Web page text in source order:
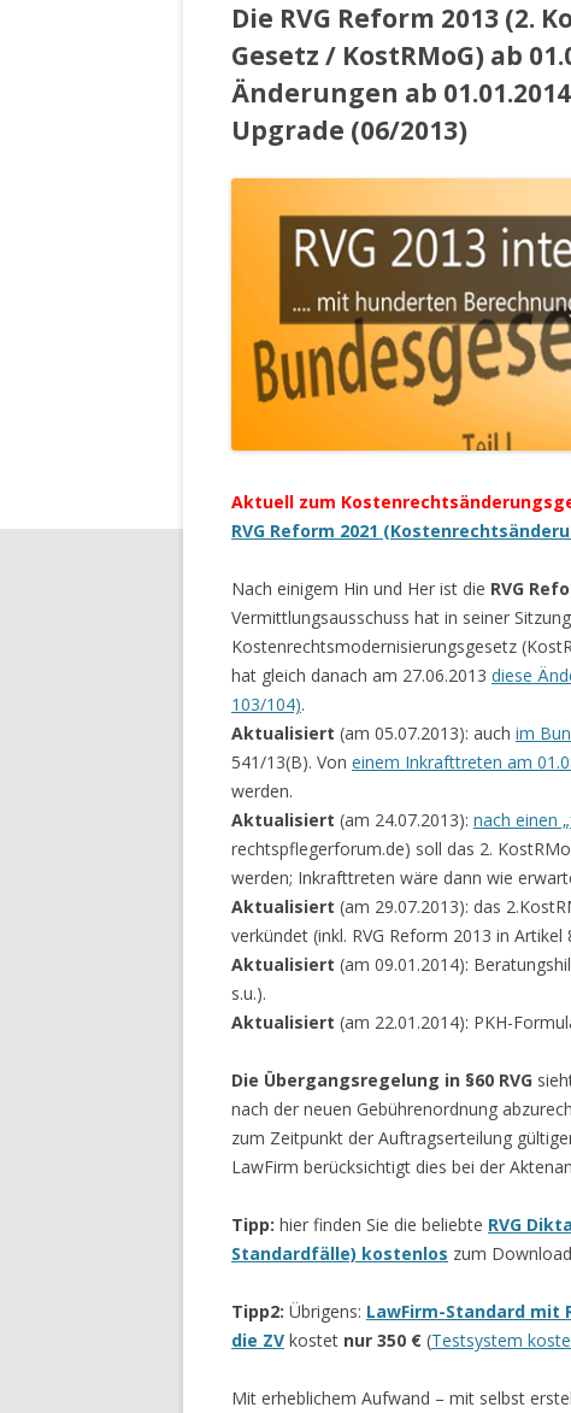
Die RVG Reform 2013
Gesetz / KostRMoG) ab
Änderungen ab
Upgrade (06/2013)
Aktuell zum
RVG Reform 2021
Nach einigem Hin und Her ist die RVG
Vermittlungsausschuss hat in seiner
Kostenrechtsmodernisierungsgesetz
hat gleich danach am 27.06.2013 diese
103/104).
Aktualisiert (am 05.07.2013): auch im
541/13(B). Von einem Inkrafttreten am
werden.
Aktualisiert (am 24.07.2013): nach einen
rechtspflegerforum.de) soll das 2.
werden; Inkrafttreten wäre dann wie
Aktualisiert (am 29.07.2013): das
verkündet (inkl. RVG Reform 2013 in
Aktualisiert (am 09.01.2014):
s.u.).
Aktualisiert (am 22.01.2014): PKH-
Die Übergangsregelung in §60 RVG
nach der neuen Gebührenordnung
zum Zeitpunkt der Auftragserteilung
LawFirm berücksichtigt dies bei der
Tipp: hier finden Sie die beliebte RVG
Standardfälle) kostenlos zum
Tipp2: Übrigens: LawFirm-Standard mit
die ZV kostet nur 350 € (Testsystem
Mit erheblichem Aufwand – mit selbst